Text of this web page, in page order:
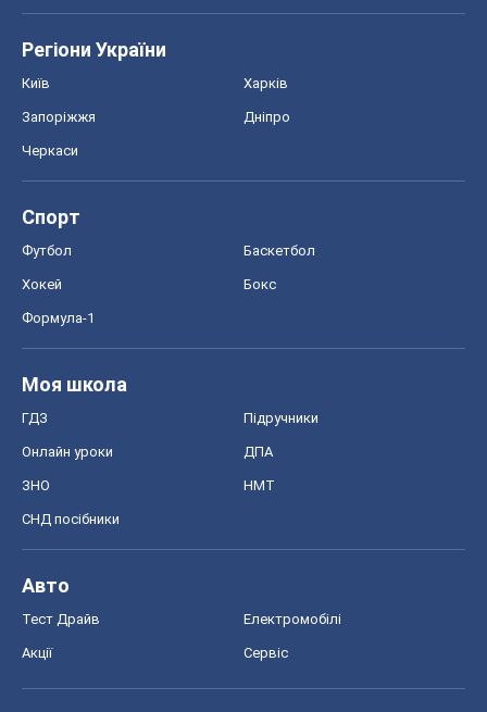
Регіони України
Київ Харків
Запоріжжя Дніпро
Черкаси
Спорт
Футбол Баскетбол
Хокей Бокс
Формула-1
Моя школа
ГДЗ Підручники
Онлайн уроки ДПА
ЗНО НМТ
СНД посібники
Авто
Тест Драйв Електромобілі
Акції Сервіс